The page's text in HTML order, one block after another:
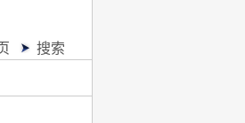
搜索